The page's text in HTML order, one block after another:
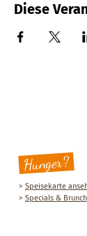
Diese
Hunger?
> Speisekarte
> Specials & Brunch